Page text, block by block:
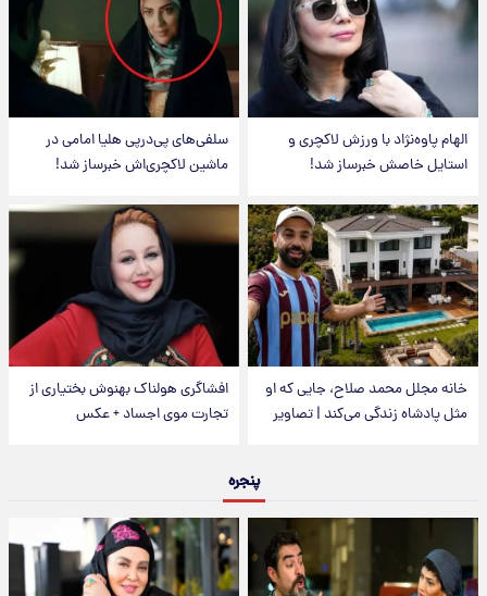
الهام پاوه‌نژاد با ورزش لاکچری و
استایل خاصش خبرساز شد!
سلفی‌های پی‌درپی هلیا امامی در
ماشین لاکچری‌اش خبرساز شد!
خانه مجلل محمد صلاح، جایی که او
مثل پادشاه زندگی می‌کند | تصاویر
افشاگری هولناک بهنوش بختیاری از
تجارت موی اجساد + عکس
پنجره